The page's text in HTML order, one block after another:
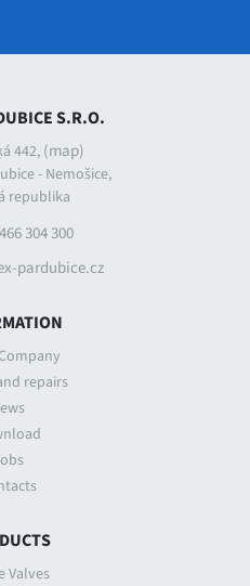
S.R.O.
442, (map)
- Nemošice,
republika
304 300
pardubice.cz
repairs
Valves